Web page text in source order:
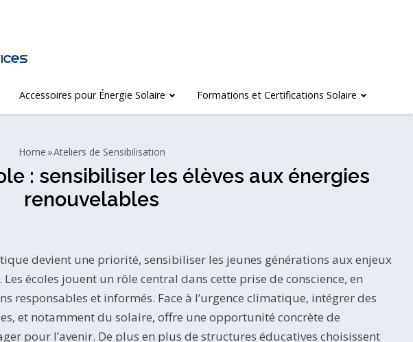
Accessoires pour Énergie Solaire Formations et Certifications Solaire
Home Ateliers de Sensibilisation
: sensibiliser les élèves aux énergies
renouvelables
devient une priorité, sensibiliser les jeunes générations aux enjeux
écoles jouent un rôle central dans cette prise de conscience, en
responsables et informés. Face à l’urgence climatique, intégrer des
et notamment du solaire, offre une opportunité concrète de
pour l’avenir. De plus en plus de structures éducatives choisissent